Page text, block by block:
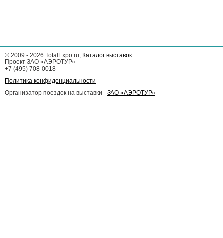
© 2009 - 2026 TotalExpo.ru, Каталог выставок.
Проект ЗАО «АЭРОТУР»
+7 (495) 708-0018
Политика конфиденциальности
Организатор поездок на выставки - ЗАО «АЭРОТУР»